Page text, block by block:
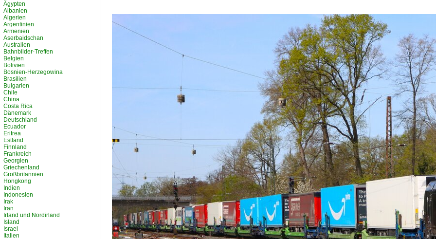
Ägypten
Albanien
Algerien
Argentinien
Armenien
Aserbaidschan
Australien
Bahnbilder-Treffen
Belgien
Bolivien
Bosnien-Herzegowina
Brasilien
Bulgarien
Chile
China
Costa Rica
Dänemark
Deutschland
Ecuador
Eritrea
Estland
Finnland
Frankreich
Georgien
Griechenland
Großbritannien
Hongkong
Indien
Indonesien
Irak
Iran
Irland und Nordirland
Island
Israel
Italien